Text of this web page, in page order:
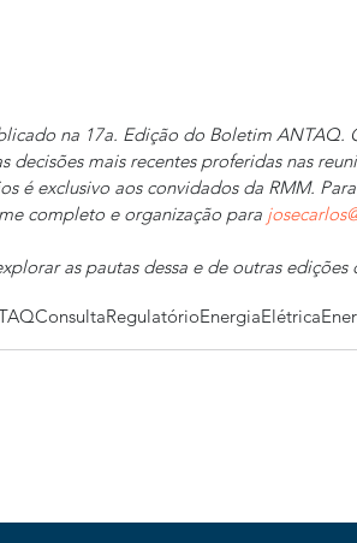
na 17a. Edição do Boletim ANTAQ.
decisões mais recentes proferidas nas
é exclusivo aos convidados da RMM.
completo e organização para
as pautas dessa e de outras
ConsultaRegulatórioEnergiaElétrica